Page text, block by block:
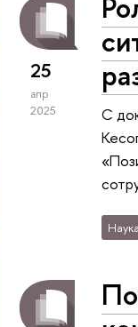
25
апр
2025
С
Наука